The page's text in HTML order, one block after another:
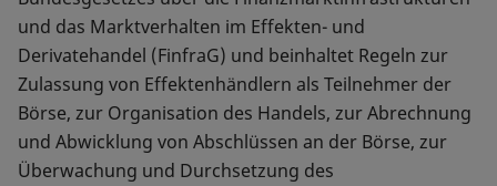
und das Marktverhalten im Effekten- und
Derivatehandel (FinfraG) und beinhaltet Regeln zur
Zulassung von Effektenhändlern als Teilnehmer der
Börse, zur Organisation des Handels, zur Abrechnung
und Abwicklung von Abschlüssen an der Börse, zur
Überwachung und Durchsetzung des